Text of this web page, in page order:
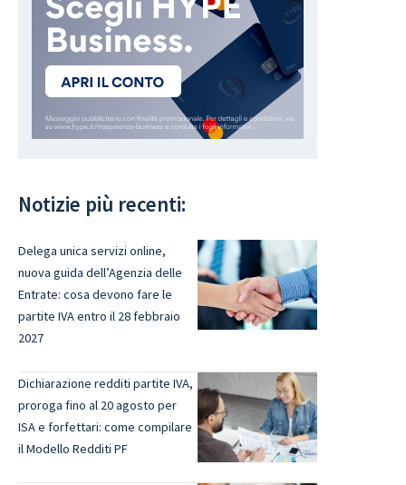
Notizie più recenti:
Delega unica servizi online,
nuova guida dell’Agenzia delle
Entrate: cosa devono fare le
partite IVA entro il 28 febbraio
2027
Dichiarazione redditi partite IVA,
proroga fino al 20 agosto per
ISA e forfettari: come compilare
il Modello Redditi PF